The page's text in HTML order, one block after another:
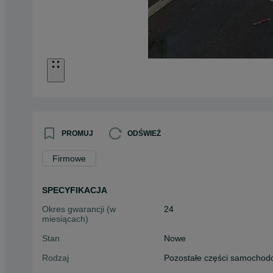
PROMUJ ODŚWIEŻ
Firmowe
SPECYFIKACJA
Okres gwarancji (w
miesiącach)
24
Stan
Nowe
Rodzaj
Pozostałe części